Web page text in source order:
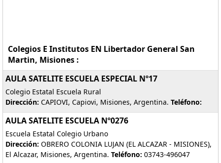
Colegios E Institutos EN Libertador General San
Martin, Misiones :
AULA SATELITE ESCUELA ESPECIAL Nº17
Colegio Estatal Escuela Rural
Dirección: CAPIOVI, Capiovi, Misiones, Argentina. Teléfono:
AULA SATELITE ESCUELA Nº0276
Escuela Estatal Colegio Urbano
Dirección: OBRERO COLONIA LUJAN (EL ALCAZAR - MISIONES),
El Alcazar, Misiones, Argentina. Teléfono: 03743-496047